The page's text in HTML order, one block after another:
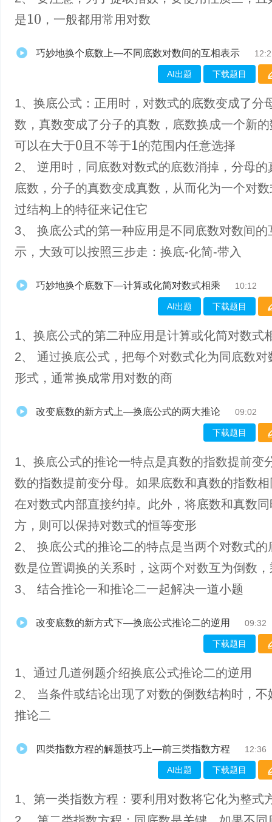
是10 ，一般都用常用对数
巧妙地换个底数上—不同底数对数间的互相表示
AI出题 下载题目
1、换底公式：正用时，对数式的底数变成了分
数，真数变成了分子的真数，底数换成一个新
可以在大于0 且不等于1 的范围内任意选择
2、 逆用时，同底数对数式的底数消掉，分母的
底数，分子的真数变成真数，从而化为一个对
过结构上的特征来记住它
3、 换底公式的第一种应用是不同底数对数间的
示，大致可以按照三步走：换底-化简-带入
巧妙地换个底数下—计算或化简对数式相乘 10:12
AI出题 下载题目
1、​换底公式的第二种应用是计算或化简对数式
2、 通过换底公式，把每个对数式化为同底数对
形式，通常换成常用对数的商
改变底数的新方式上—换底公式的两大推论 09:02
下载题目
1、换底公式的推论一特点是真数的指数提前变
数的指数提前变分母。如果底数和真数的指数
在对数式内部直接约掉。此外，将底数和真数同
方，则可以保持对数式的恒等变形
2、 换底公式的推论二的特点是当两个对数式的
数是位置调换的关系时，这两个对数互为倒数
3、 结合推论一和推论二一起解决一道小题
改变底数的新方式下—换底公式推论二的逆用 09:32
下载题目
1、通过几道例题介绍换底公式推论二的逆用
2、 当条件或结论出现了对数的倒数结构时，不
推论二
四类指数方程的解题技巧上—前三类指数方程 12:36
AI出题 下载题目
1、第一类指数方程：要利用对数将它化为整式